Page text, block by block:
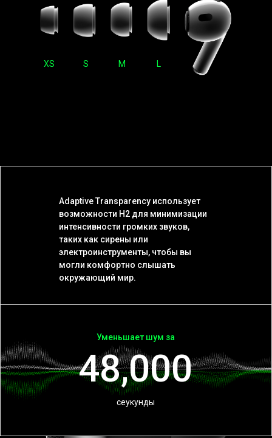
XS S M L
48,000
сеукунды
Уменьшает шум за
Adaptive Transparency использует
возможности H2 для минимизации
интенсивности громких звуков,
таких как сирены или
электроинструменты, чтобы вы
могли комфортно слышать
окружающий мир.